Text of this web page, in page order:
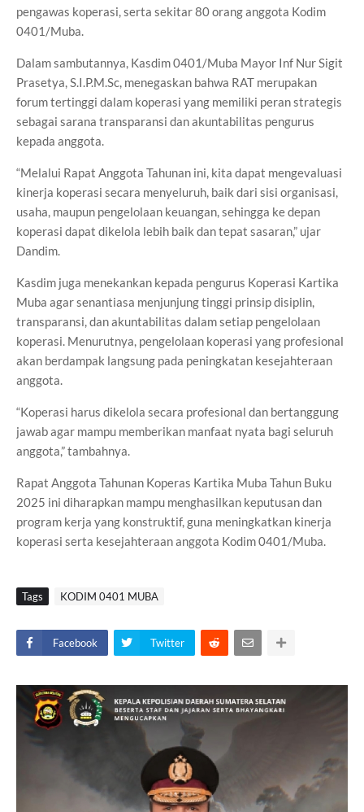
pengawas koperasi, serta sekitar 80 orang anggota Kodim
0401/Muba.
Dalam sambutannya, Kasdim 0401/Muba Mayor Inf Nur Sigit
Prasetya, S.I.P.M.Sc, menegaskan bahwa RAT merupakan
forum tertinggi dalam koperasi yang memiliki peran strategis
sebagai sarana transparansi dan akuntabilitas pengurus
kepada anggota.
“Melalui Rapat Anggota Tahunan ini, kita dapat mengevaluasi
kinerja koperasi secara menyeluruh, baik dari sisi organisasi,
usaha, maupun pengelolaan keuangan, sehingga ke depan
koperasi dapat dikelola lebih baik dan tepat sasaran,” ujar
Dandim.
Kasdim juga menekankan kepada pengurus Koperasi Kartika
Muba agar senantiasa menjunjung tinggi prinsip disiplin,
transparansi, dan akuntabilitas dalam setiap pengelolaan
koperasi. Menurutnya, pengelolaan koperasi yang profesional
akan berdampak langsung pada peningkatan kesejahteraan
anggota.
“Koperasi harus dikelola secara profesional dan bertanggung
jawab agar mampu memberikan manfaat nyata bagi seluruh
anggota,” tambahnya.
Rapat Anggota Tahunan Koperas Kartika Muba Tahun Buku
2025 ini diharapkan mampu menghasilkan keputusan dan
program kerja yang konstruktif, guna meningkatkan kinerja
koperasi serta kesejahteraan anggota Kodim 0401/Muba.
Tags KODIM 0401 MUBA
Facebook Twitter